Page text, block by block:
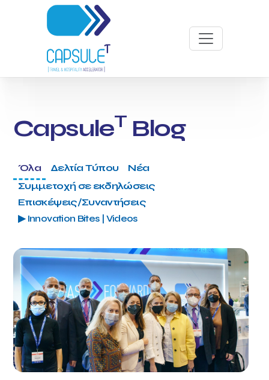
CapsuleT Blog
Όλα Δελτία Τύπου
Νέα
Συμμετοχή σε εκδηλώσεις
Επισκέψεις/Συναντήσεις
▶ Innovation Bites | Videos